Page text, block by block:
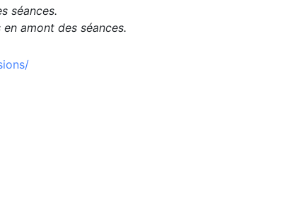
séances.
amont des séances.